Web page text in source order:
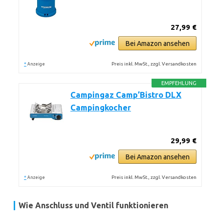
27,99 €
Bei Amazon ansehen
* Anzeige Preis inkl. MwSt., zzgl. Versandkosten
EMPFEHLUNG
Campingaz Camp’Bistro DLX
Campingkocher
29,99 €
Bei Amazon ansehen
* Anzeige Preis inkl. MwSt., zzgl. Versandkosten
Wie Anschluss und Ventil funktionieren